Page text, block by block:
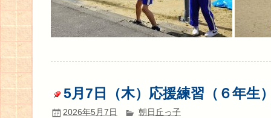
5月7日（木）応援練習（６年生
2026年5月7日 朝日丘っ子